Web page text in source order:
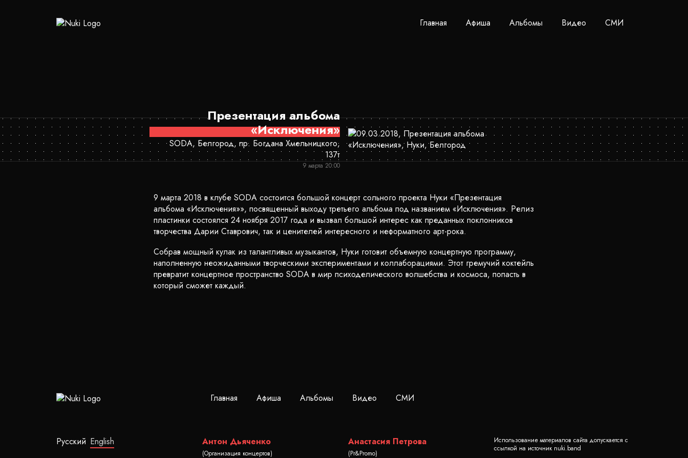
Главная Афиша Альбомы Видео СМИ
Презентация альбома
«Исключения»
SODA, Белгород, пр. Богдана Хмельницкого,
137т
9 марта 20:00
9 марта 2018 в клубе SODA состоится большой концерт сольного проекта Нуки «Презентация
альбома «Исключения»», посвященный выходу третьего альбома под названием «Исключения». Релиз
пластинки состоялся 24 ноября 2017 года и вызвал большой интерес как преданных поклонников
творчества Дарии Ставрович, так и ценителей интересного и неформатного арт-рока.
Собрав мощный кулак из талантливых музыкантов, Нуки готовит объемную концертную программу,
наполненную неожиданными творческими экспериментами и коллаборациями. Этот гремучий коктейль
превратит концертное пространство SODA в мир психоделического волшебства и космоса, попасть в
который сможет каждый.
Главная Афиша Альбомы Видео СМИ
Русский English Антон Дьяченко
(Организация концертов)
Анастасия Петрова
(Pr&Promo)
Использование материалов сайта допускается с
ссылкой на источник nuki.band